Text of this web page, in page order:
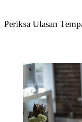
Periksa Ulasan